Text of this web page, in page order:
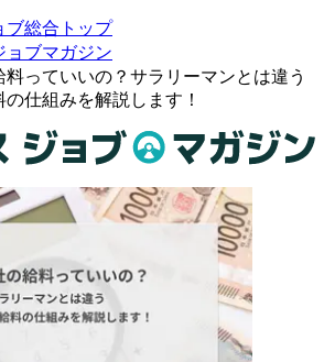
ブ総合トップ
ョブマガジン
料っていいの？サラリーマンとは違う
仕組みを解説します！